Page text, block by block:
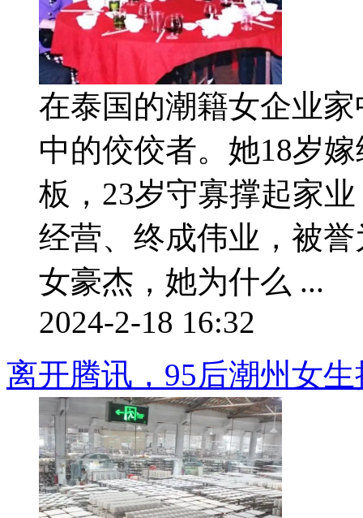
在泰国的潮籍女企业
中的佼佼者。她18岁
板，23岁守寡撑起家
经营、终成伟业，被
女豪杰，她为什么 ...
2024-2-18 16:32
离开腾讯，95后潮州女